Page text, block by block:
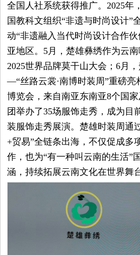
全国人社系统获得推广。2025年
国教科文组织“非遗与时尚设计”
动“非遗融入当代时尚设计合作
亚地区。5月，楚雄彝绣作为云
2025世界品牌莫干山大会；6月
—“丝路云裳·南博时装周”重磅
博览会，来自南亚东南亚8个国
团举办了35场服饰走秀，成为目
装服饰走秀展演。楚雄时装周通
+贸易”全链条出海，不仅促成多
作，也为“有一种叫云南的生活”
涵，持续拓展云南文化在世界舞